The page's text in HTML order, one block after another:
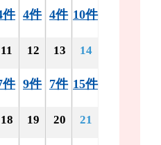
件 4件 4件 10件
11
件
12
9件
13
7件
14
15件
18 19 20 21